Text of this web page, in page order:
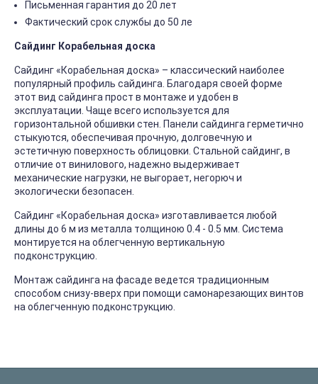
Письменная гарантия до 20 лет
Фактический срок службы до 50 ле
Сайдинг Корабельная доска
Сайдинг «Корабельная доска» – классический наиболее
популярный профиль сайдинга. Благодаря своей форме
этот вид сайдинга прост в монтаже и удобен в
эксплуатации. Чаще всего используется для
горизонтальной обшивки стен. Панели сайдинга герметично
стыкуются, обеспечивая прочную, долговечную и
эстетичную поверхность облицовки. Стальной сайдинг, в
отличие от винилового, надежно выдерживает
механические нагрузки, не выгорает, негорюч и
экологически безопасен.
Сайдинг «Корабельная доска» изготавливается любой
длины до 6 м из металла толщиною 0.4 - 0.5 мм. Система
монтируется на облегченную вертикальную
подконструкцию.
Монтаж сайдинга на фасаде ведется традиционным
способом снизу-вверх при помощи самонарезающих винтов
на облегченную подконструкцию.